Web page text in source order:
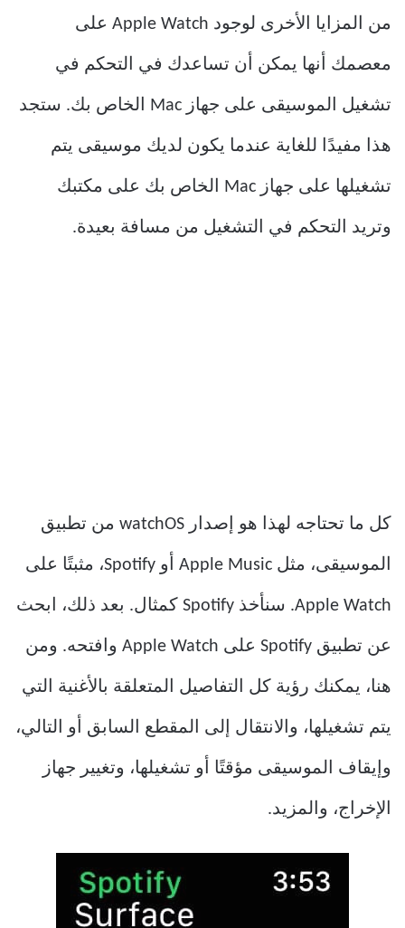
من المزايا الأخرى لوجود Apple Watch على
معصمك أنها يمكن أن تساعدك في التحكم في
تشغيل الموسيقى على جهاز Mac الخاص بك. ستجد
هذا مفيدًا للغاية عندما يكون لديك موسيقى يتم
تشغيلها على جهاز Mac الخاص بك على مكتبك
وتريد التحكم في التشغيل من مسافة بعيدة.
كل ما تحتاجه لهذا هو إصدار watchOS من تطبيق
الموسيقى، مثل Apple Music أو Spotify، مثبتًا على
Apple Watch. سنأخذ Spotify كمثال. بعد ذلك، ابحث
عن تطبيق Spotify على Apple Watch وافتحه. ومن
هنا، يمكنك رؤية كل التفاصيل المتعلقة بالأغنية التي
يتم تشغيلها، والانتقال إلى المقطع السابق أو التالي،
وإيقاف الموسيقى مؤقتًا أو تشغيلها، وتغيير جهاز
الإخراج، والمزيد.